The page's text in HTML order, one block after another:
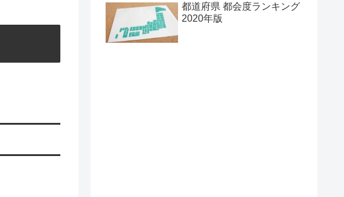
都道府県 都会度ランキング
2020年版